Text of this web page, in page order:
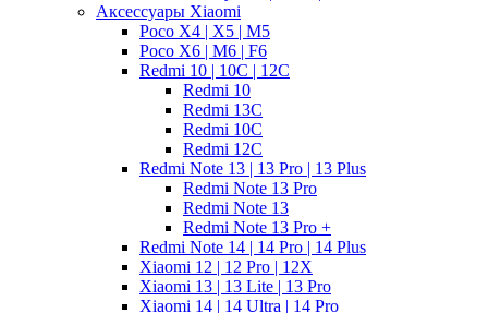
Аксессуары Xiaomi
Poco X4 | X5 | M5
Poco X6 | M6 | F6
Redmi 10 | 10C | 12C
Redmi 10
Redmi 13C
Redmi 10C
Redmi 12C
Redmi Note 13 | 13 Pro | 13 Plus
Redmi Note 13 Pro
Redmi Note 13
Redmi Note 13 Pro +
Redmi Note 14 | 14 Pro | 14 Plus
Xiaomi 12 | 12 Pro | 12X
Xiaomi 13 | 13 Lite | 13 Pro
Xiaomi 14 | 14 Ultra | 14 Pro